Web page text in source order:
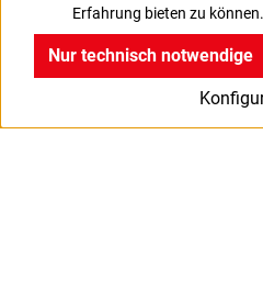
34,90 € / 1 StückErfahrung bieten zu können.
Nur technisch notwendige
v
Produkte